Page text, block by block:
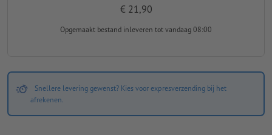
€ 21,90
Opgemaakt bestand inleveren tot vandaag 08:00
Snellere levering gewenst? Kies voor expresverzending bij het
afrekenen.